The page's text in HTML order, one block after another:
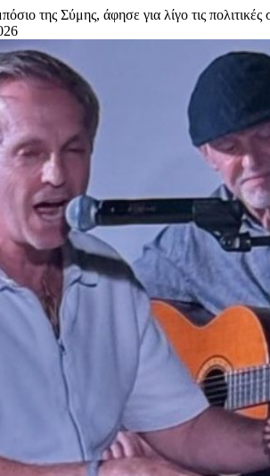
της Σύμης, άφησε για λίγο τις